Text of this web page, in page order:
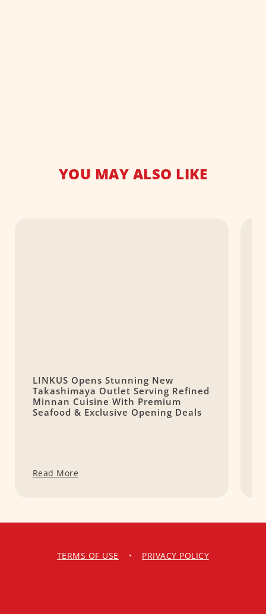
YOU MAY ALSO LIKE
LINKUS Opens Stunning New
Takashimaya Outlet Serving Refined
Minnan Cuisine With Premium
Seafood & Exclusive Opening Deals
Read More
TERMS OF USE • PRIVACY POLICY